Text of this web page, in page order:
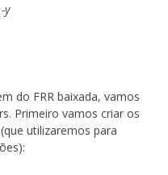
y
do FRR baixada, vamos
Primeiro vamos criar os
utilizaremos para